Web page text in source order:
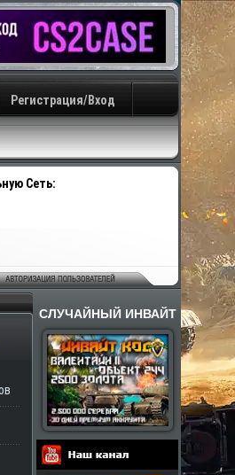
Регистрация/Вход
Сеть:
СЛУЧАЙНЫЙ ИНВАЙТ